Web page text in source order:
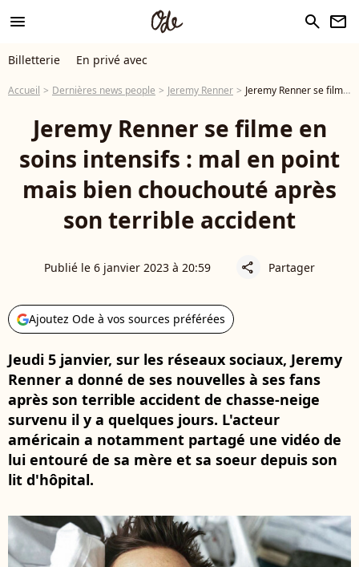
menu search newsletter
Billetterie En privé avec
Accueil Dernières news people Jeremy Renner Jeremy Renner se filme en soins intensifs : mal en point mais bien chouchouté après son terrible accident
Jeremy Renner se filme en
soins intensifs : mal en point
mais bien chouchouté après
son terrible accident
Publié le 6 janvier 2023 à 20:59 share Partager
Ajoutez Ode à vos sources préférées
Jeudi 5 janvier, sur les réseaux sociaux, Jeremy
Renner a donné de ses nouvelles à ses fans
après son terrible accident de chasse-neige
survenu il y a quelques jours. L'acteur
américain a notamment partagé une vidéo de
lui entouré de sa mère et sa soeur depuis son
lit d'hôpital.